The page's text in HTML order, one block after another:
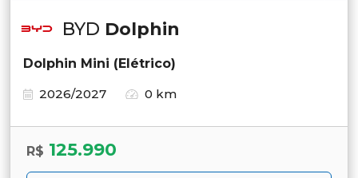
BYD Dolphin
Dolphin Mini (Elétrico)
2026/2027
0 km
R$ 125.990